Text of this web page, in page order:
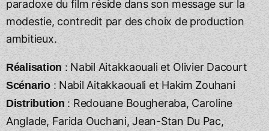
paradoxe du film réside dans son message sur la
modestie, contredit par des choix de production
ambitieux.
Réalisation : Nabil Aitakkaouali et Olivier Dacourt
Scénario: Nabil Aitakkaouali et Hakim Zouhani
Distribution: Redouane Bougheraba, Caroline
Anglade, Farida Ouchani, Jean-Stan Du Pac,